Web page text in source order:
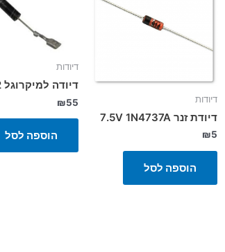
דיודות
דיודת זנר 7.5V 1N4737A
₪5
הוספה לסל
דיודות
דיודה למיקרוגל HV03-12
₪55
הוספה לסל